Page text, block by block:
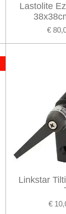
Lastolite
€
Linkstar
€